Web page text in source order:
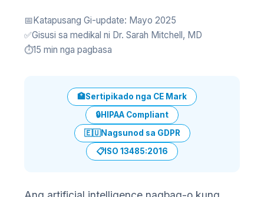
📅Katapusang Gi-update: Mayo 2025
✅Gisusi sa medikal ni Dr. Sarah Mitchell, MD
⏱️15 min nga pagbasa
🏥Sertipikado nga CE Mark
🔒HIPAA Compliant
🇪🇺Nagsunod sa GDPR
📋ISO 13485:2016